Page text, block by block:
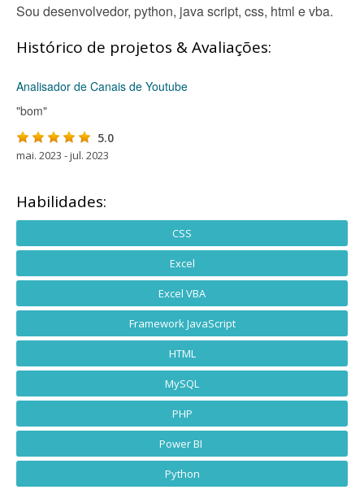
Sou desenvolvedor, python, java script, css, html e vba.
Histórico de projetos & Avaliações:
Analisador de Canais de Youtube
"bom"
5.0
mai. 2023 - jul. 2023
Habilidades:
CSS
Excel
Excel VBA
Framework JavaScript
HTML
MySQL
PHP
Power BI
Python